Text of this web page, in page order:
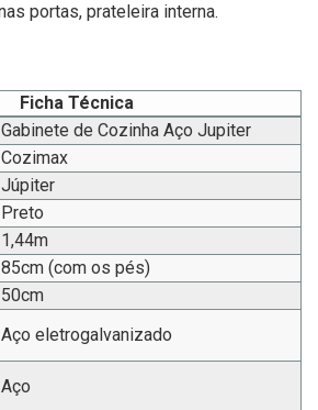
portas, prateleira interna.
Ficha Técnica
Gabinete de Cozinha Aço Jupiter
Cozimax
Júpiter
Preto
1,44m
85cm (com os pés)
50cm
Aço eletrogalvanizado
Aço